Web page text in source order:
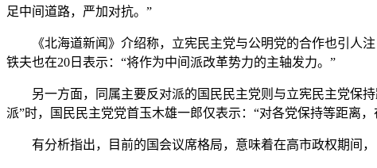
足中间道路，严加对抗。”
《北海道新闻》介绍称，立宪民主党与公明党的合作也引人注
铁夫也在20日表示：“将作为中间派改革势力的主轴发力。”
另一方面，同属主要反对派的国民民主党则与立宪民主党保持
派”时，国民民主党党首玉木雄一郎仅表示：“对各党保持等距离
有分析指出，目前的国会议席格局，意味着在高市政权期间，